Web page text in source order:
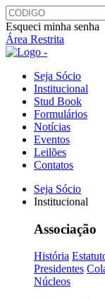
Esqueci minha senha
Área Restrita
Seja Sócio
Institucional
Stud Book
Formulários
Notícias
Eventos
Leilões
Contatos
Seja Sócio
Institucional
Associação
História
Presidentes
Núcleos